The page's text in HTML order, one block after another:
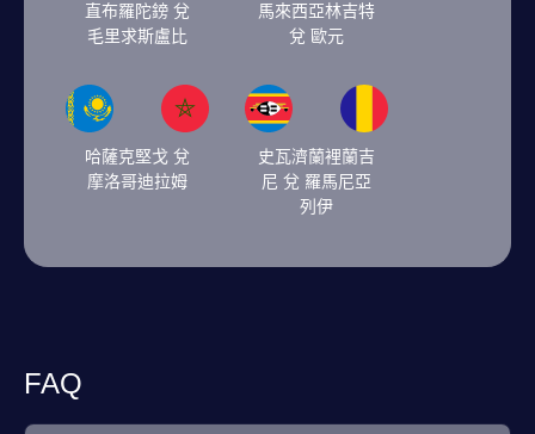
直布羅陀鎊 兌
毛里求斯盧比
馬來西亞林吉特
兌 歐元
哈薩克堅戈 兌
摩洛哥迪拉姆
史瓦濟蘭裡蘭吉
尼 兌 羅馬尼亞
列伊
FAQ